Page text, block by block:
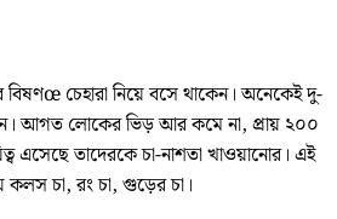
চেহারা নিয়ে বসে থাকেন। অনেকেই দু-
আগত লোকের ভিড় আর কমে না, প্রায় ২০০
এসেছে তাদেরকে চা-নাশতা খাওয়ানোর। এই
চা, রং চা, গুড়ের চা।